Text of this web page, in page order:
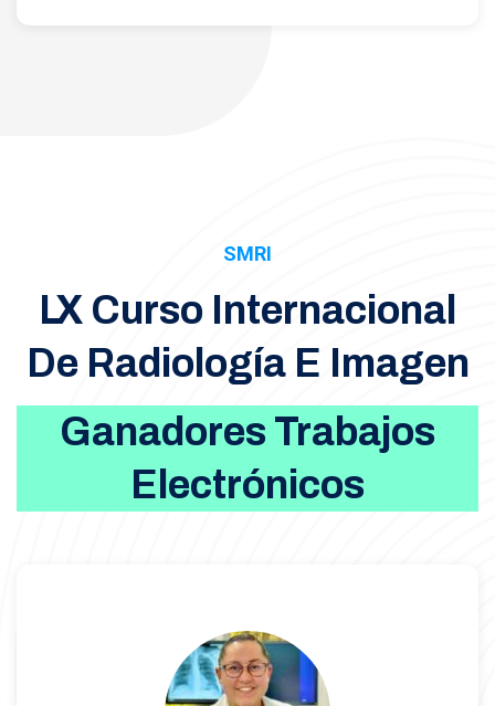
SMRI
LX Curso Internacional
De Radiología E Imagen
Ganadores Trabajos
Electrónicos